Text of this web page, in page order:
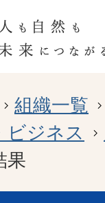
組織一覧
ビジネス
果